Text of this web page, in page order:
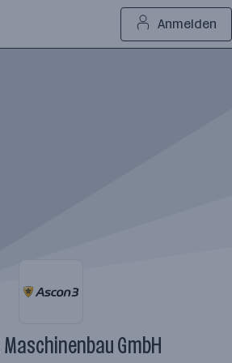
Anmelden
Maschinenbau GmbH